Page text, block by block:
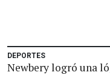
DEPORTES
Newbery logró una